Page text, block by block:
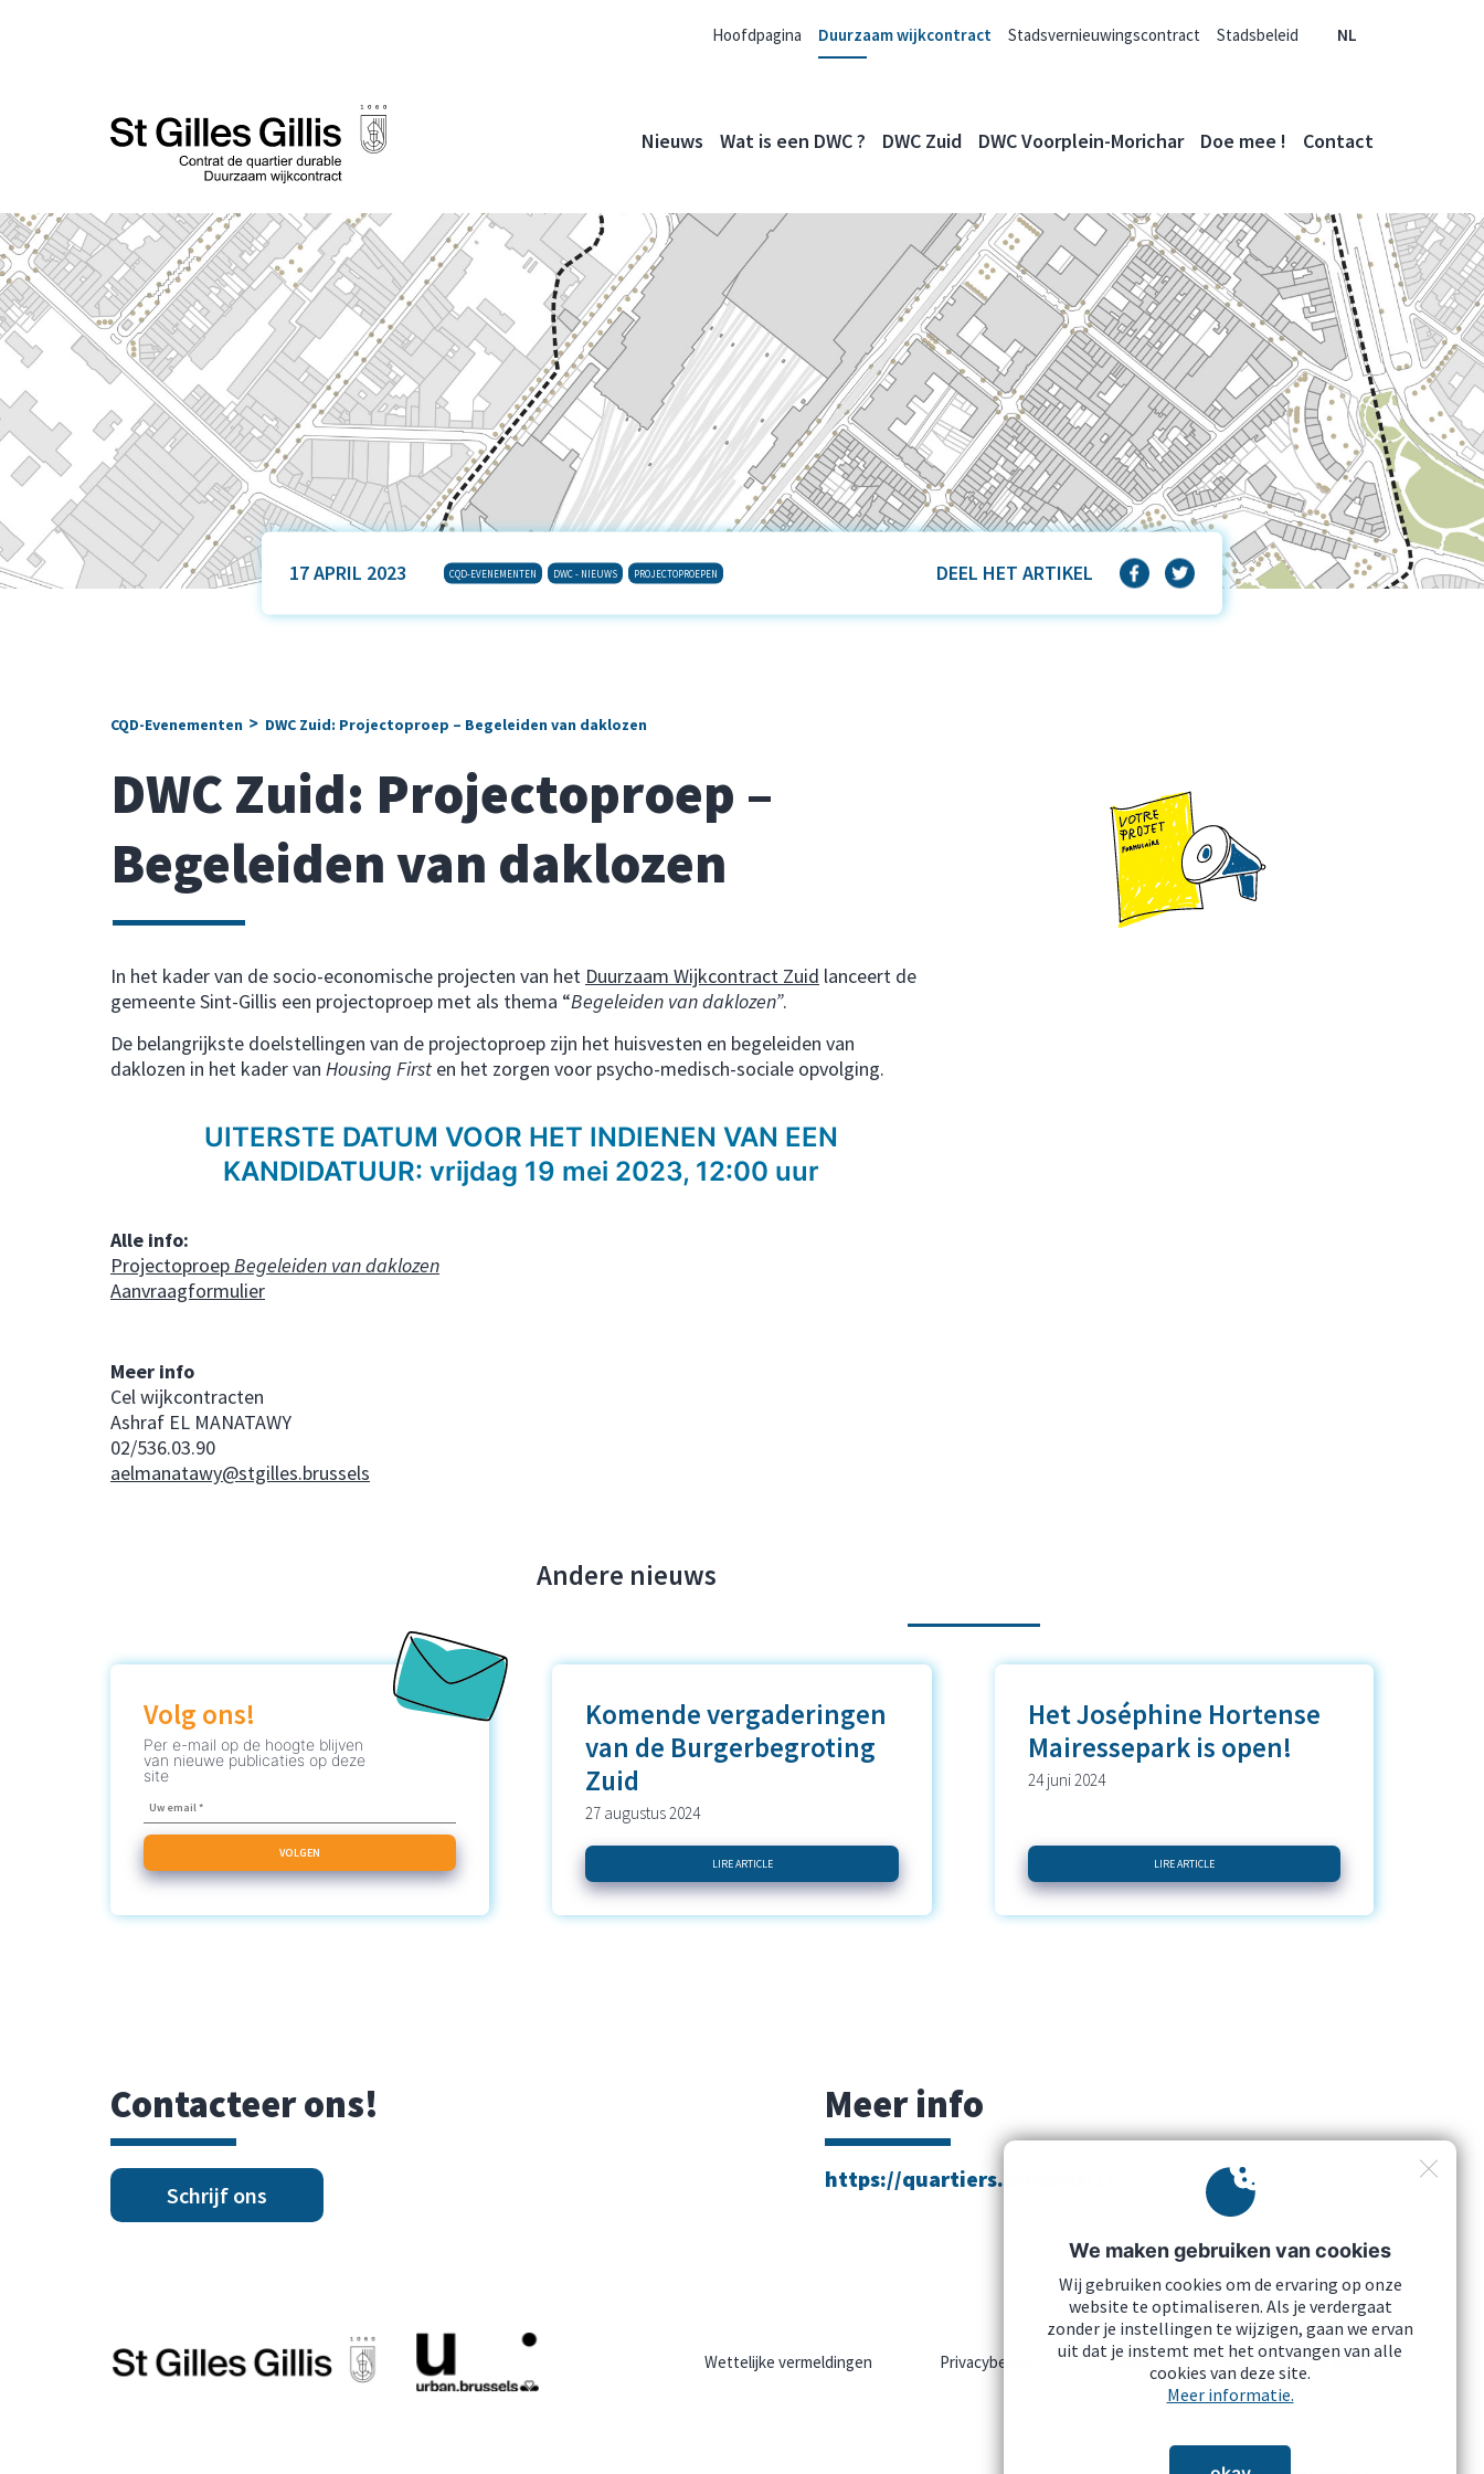
Hoofdpagina Duurzaam wijkcontract Stadsvernieuwingscontract Stadsbeleid NL
Nieuws Wat is een DWC ? DWC Zuid DWC Voorplein-Morichar Doe mee ! Contact
17 APRIL 2023 CQD-EVENEMENTEN DWC - NIEUWS PROJECTOPROEPEN DEEL HET ARTIKEL
CQD-Evenementen > DWC Zuid: Projectoproep – Begeleiden van daklozen
DWC Zuid: Projectoproep –
Begeleiden van daklozen
In het kader van de socio-economische projecten van het Duurzaam Wijkcontract Zuid lanceert de
gemeente Sint-Gillis een projectoproep met als thema “Begeleiden van daklozen”.
De belangrijkste doelstellingen van de projectoproep zijn het huisvesten en begeleiden van
daklozen in het kader van Housing First en het zorgen voor psycho-medisch-sociale opvolging.
UITERSTE DATUM VOOR HET INDIENEN VAN EEN
KANDIDATUUR: vrijdag 19 mei 2023, 12:00 uur
Alle info:
ProjectoproepBegeleiden van daklozen
Aanvraagformulier
Meer info
Cel wijkcontracten
Ashraf EL MANATAWY
02/536.03.90
aelmanatawy@stgilles.brussels
Andere nieuws
Volg ons!
Per e-mail op de hoogte blijven
van nieuwe publicaties op deze
site
Komende vergaderingen
van de Burgerbegroting
Zuid
27 augustus 2024
LIRE ARTICLE
Het Joséphine Hortense
Mairessepark is open!
24 juni 2024
LIRE ARTICLE
Contacteer ons!
Schrijf ons
Meer info
https://quartiers.brussels/1/
Wettelijke vermeldingen Privacybeleid Cookies Download onze logo's
We maken gebruiken van cookies
Wij gebruiken cookies om de ervaring op onze
website te optimaliseren. Als je verdergaat
zonder je instellingen te wijzigen, gaan we ervan
uit dat je instemt met het ontvangen van alle
cookies van deze site.
Meer informatie.